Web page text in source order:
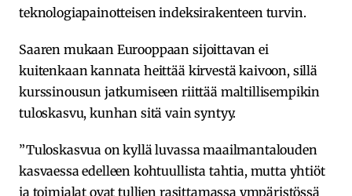
teknologiapainotteisen indeksirakenteen turvin.
Saaren mukaan Eurooppaan sijoittavan ei
kuitenkaan kannata heittää kirvestä kaivoon, sillä
kurssinousun jatkumiseen riittää maltillisempikin
tuloskasvu, kunhan sitä vain syntyy.
”Tuloskasvua on kyllä luvassa maailmantalouden
kasvaessa edelleen kohtuullista tahtia, mutta yhtiöt
ja toimialat ovat tullien rasittamassa ympäristössä